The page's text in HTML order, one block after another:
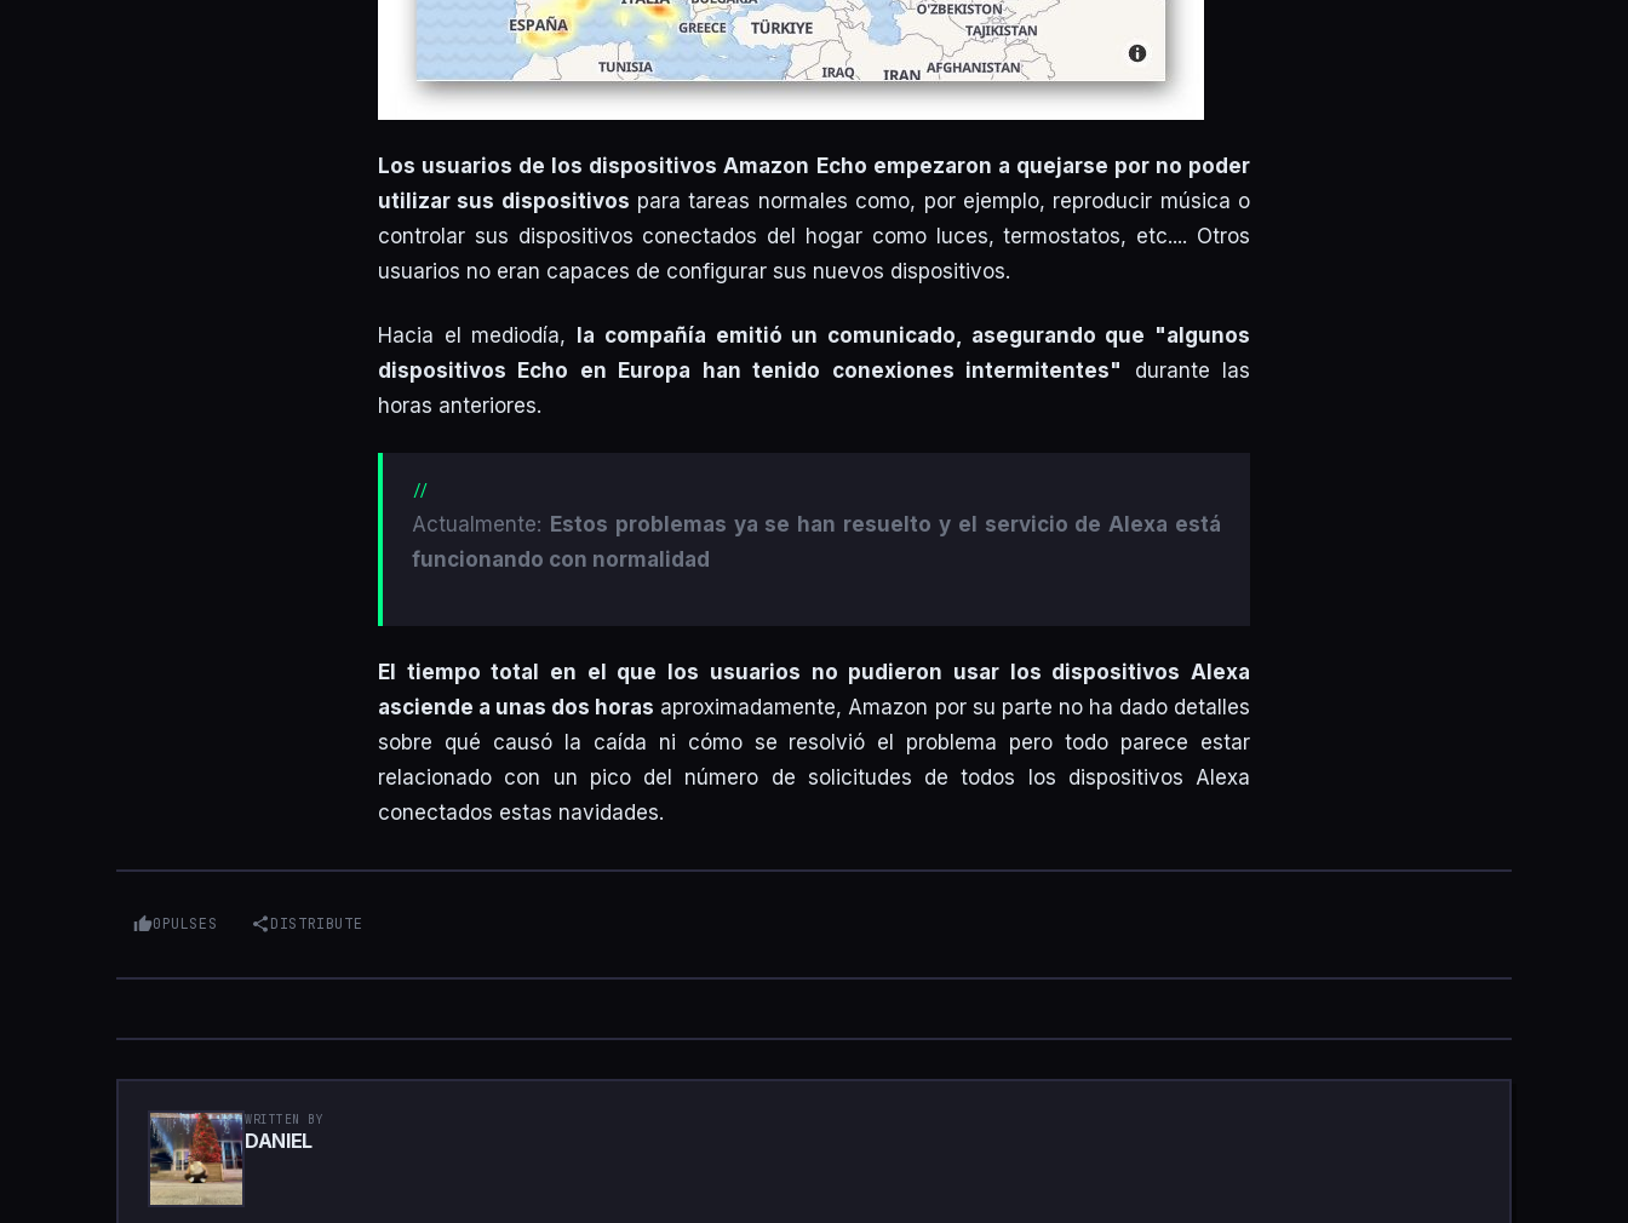
Los usuarios de los dispositivos Amazon Echo empezaron a quejarse por no poder
utilizar sus dispositivos para tareas normales como, por ejemplo, reproducir música o
controlar sus dispositivos conectados del hogar como luces, termostatos, etc.... Otros
usuarios no eran capaces de configurar sus nuevos dispositivos.
Hacia el mediodía, la compañía emitió un comunicado, asegurando que "algunos
dispositivos Echo en Europa han tenido conexiones intermitentes"
durante las
horas anteriores.
Actualmente: Estos problemas ya se han resuelto y el servicio de Alexa está
funcionando con normalidad
El tiempo total en el que los usuarios no pudieron usar los dispositivos Alexa
asciende a unas dos horas aproximadamente, Amazon por su parte no ha dado detalles
sobre qué causó la caída ni cómo se resolvió el problema pero todo parece estar
relacionado con un pico del número de solicitudes de todos los dispositivos Alexa
conectados estas navidades.
0PULSES DISTRIBUTE
WRITTEN BY
DANIEL